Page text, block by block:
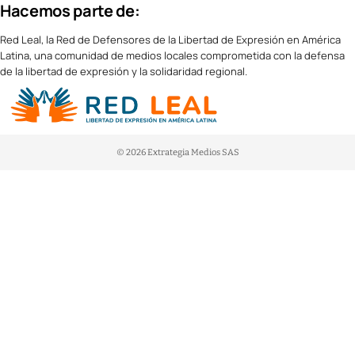
Hacemos parte de:
Red Leal, la Red de Defensores de la Libertad de Expresión en América
Latina, una comunidad de medios locales comprometida con la defensa
de la libertad de expresión y la solidaridad regional.
© 2026 Extrategia Medios SAS